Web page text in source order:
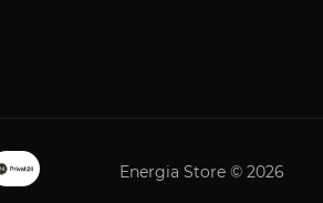
Energia Store © 2026